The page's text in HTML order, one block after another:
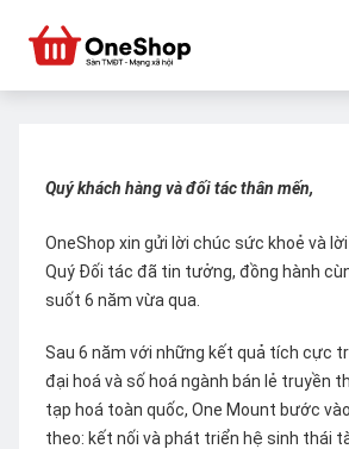
Quý khách hàng và đối tác thân mến,
OneShop xin gửi lời chúc sức khoẻ và
Quý Đối tác đã tin tưởng, đồng hành
suốt 6 năm vừa qua.
Sau 6 năm với những kết quả tích cực
đại hoá và số hoá ngành bán lẻ truyền
tạp hoá toàn quốc, One Mount bước
theo: kết nối và phát triển hệ sinh thái